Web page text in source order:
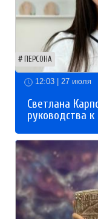
ПЕРСОНА
12:03 | 27 июля
Светлана
руководства